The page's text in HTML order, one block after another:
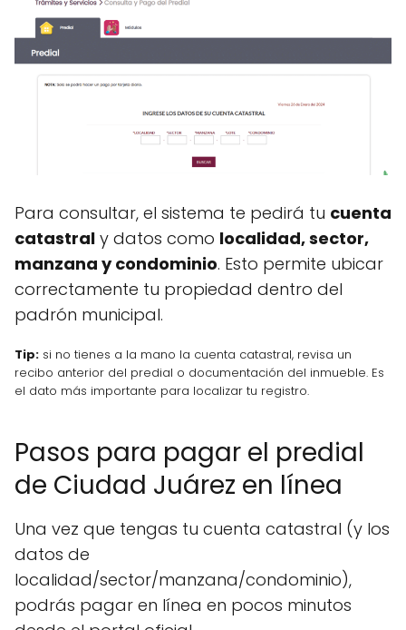
Para consultar, el sistema te pedirá tu cuenta
catastral y datos como localidad, sector,
manzana y condominio. Esto permite ubicar
correctamente tu propiedad dentro del
padrón municipal.
Tip: si no tienes a la mano la cuenta catastral, revisa un
recibo anterior del predial o documentación del inmueble. Es
el dato más importante para localizar tu registro.
Pasos para pagar el predial
de Ciudad Juárez en línea
Una vez que tengas tu cuenta catastral (y los
datos de
localidad/sector/manzana/condominio),
podrás pagar en línea en pocos minutos